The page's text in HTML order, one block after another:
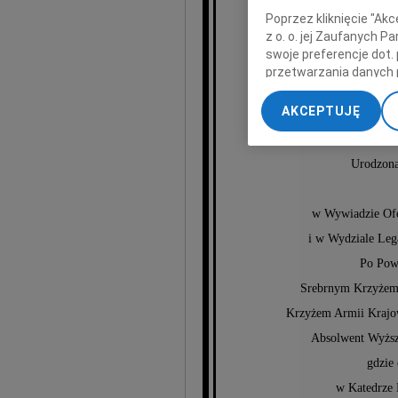
w Wywiadzie
i w Wydziale
Po
Srebrnym
Krzyżem Armii
Absolwent
gdzie
w Katedrze
Poprzez kliknięcie
z o. o. jej Zaufanych
swoje preferencje dot.
przetwarzania danych
„Ustawienia
My, nasi Zaufani
dokładnych danych
Przechowywanie
treści, badnie
AKCEPTUJĘ